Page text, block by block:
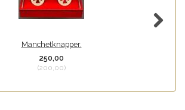
Manchetknapper.
250,00
(200,00)